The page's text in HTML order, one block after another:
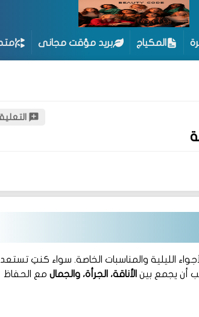
المكياج بريد مؤقت مجانى
الليلية والمناسبات الخاصة. سواء كنتِ
أن يجمع بين الأناقة، الجرأة، والجمال مع الحفاظ